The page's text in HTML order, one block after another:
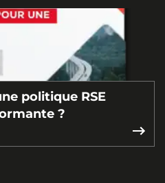
politique RSE
?